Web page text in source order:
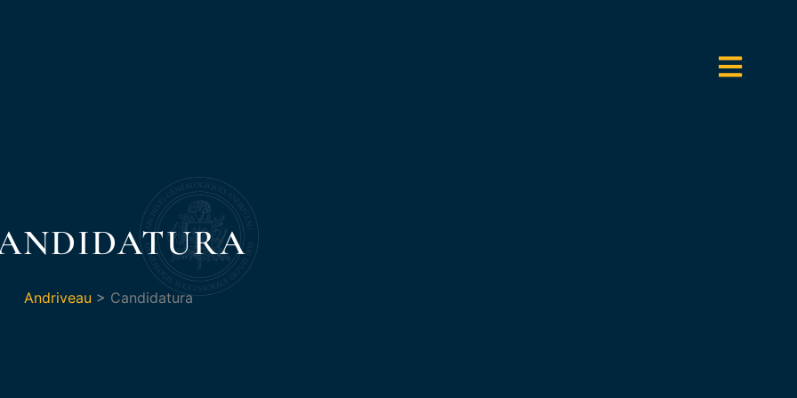
Andriveau > Candidatura